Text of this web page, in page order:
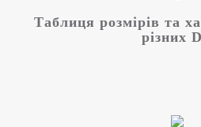
Таблиця розмірів та
різних